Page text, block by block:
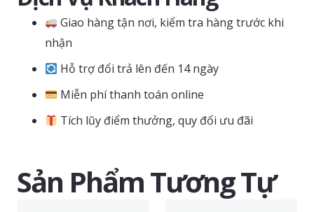
Giao hàng tận nơi, kiểm tra hàng trước khi
nhận
Hỗ trợ đổi trả lên đến 14 ngày
Miễn phí thanh toán online
Tích lũy điểm thưởng, quy đổi ưu đãi
Sản Phẩm Tương Tự